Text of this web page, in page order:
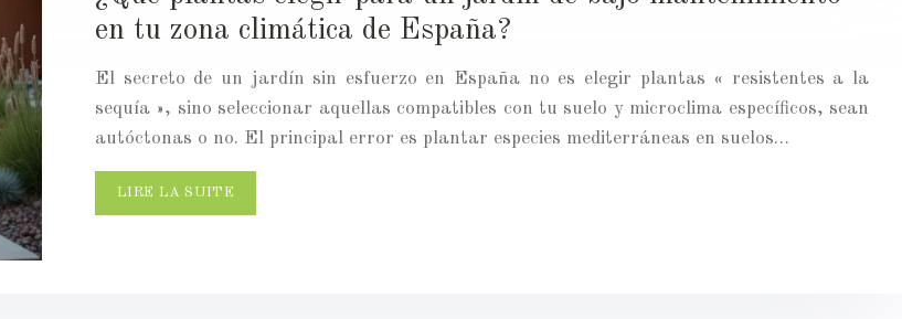
en tu zona climática de España?
El secreto de un jardín sin esfuerzo en España no es elegir plantas « resistentes a la
sequía », sino seleccionar aquellas compatibles con tu suelo y microclima específicos, sean
autóctonas o no. El principal error es plantar especies mediterráneas en suelos…
LIRE LA SUITE